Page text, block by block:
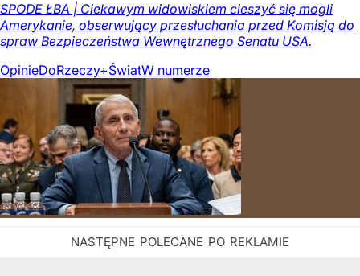
SPODE ŁBA | Ciekawym widowiskiem cieszyć się mogli
Amerykanie, obserwujący przesłuchania przed Komisją do
spraw Bezpieczeństwa Wewnętrznego Senatu USA.
OpinieDoRzeczy+ŚwiatW numerze